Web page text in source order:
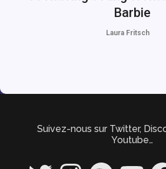
Barbie
Laura Fritsch
Suivez-nous sur Twitter,
Youtube…
Twitter InstagramSpotify YouTube